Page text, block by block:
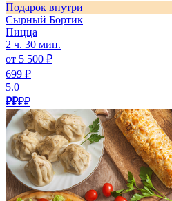
Подарок внутри
Сырный Бортик
Пицца
2 ч. 30 мин.
от 5 500 ₽
699 ₽
5.0
₽₽₽₽